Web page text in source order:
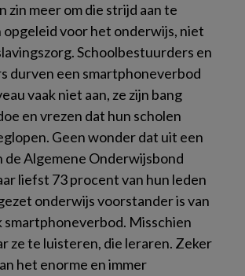
zin meer om die strijd aan te
opgeleid voor het onderwijs, niet
Schoolbestuurders en
durven een smartphoneverbod
vaak niet aan, ze zijn bang
en vrezen dat hun scholen
Geen wonder dat uit een
de Algemene Onderwijsbond
liefst 73 procent van hun leden
onderwijs voorstander is van
smartphoneverbod. Misschien
ze te luisteren, die leraren. Zeker
het enorme en immer